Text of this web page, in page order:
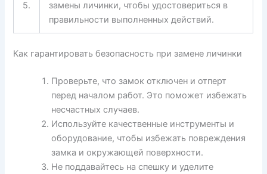
5.
замены личинки, чтобы удостовериться в
правильности выполненных действий.
Как гарантировать безопасность при замене личинки
Проверьте, что замок отключен и отперт
перед началом работ. Это поможет избежать
несчастных случаев.
Используйте качественные инструменты и
оборудование, чтобы избежать повреждения
замка и окружающей поверхности.
Не поддавайтесь на спешку и уделите